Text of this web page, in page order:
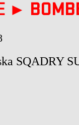
►
SQADRY